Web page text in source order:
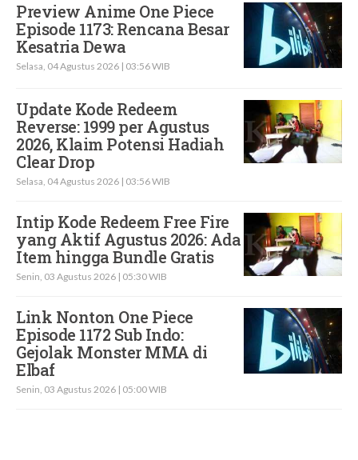
Preview Anime One Piece
Episode 1173: Rencana Besar
Kesatria Dewa
Selasa, 04 Agustus 2026 | 03:56 WIB
Update Kode Redeem
Reverse: 1999 per Agustus
2026, Klaim Potensi Hadiah
Clear Drop
Selasa, 04 Agustus 2026 | 03:56 WIB
Intip Kode Redeem Free Fire
yang Aktif Agustus 2026: Ada
Item hingga Bundle Gratis
Senin, 03 Agustus 2026 | 05:30 WIB
Link Nonton One Piece
Episode 1172 Sub Indo:
Gejolak Monster MMA di
Elbaf
Senin, 03 Agustus 2026 | 05:00 WIB